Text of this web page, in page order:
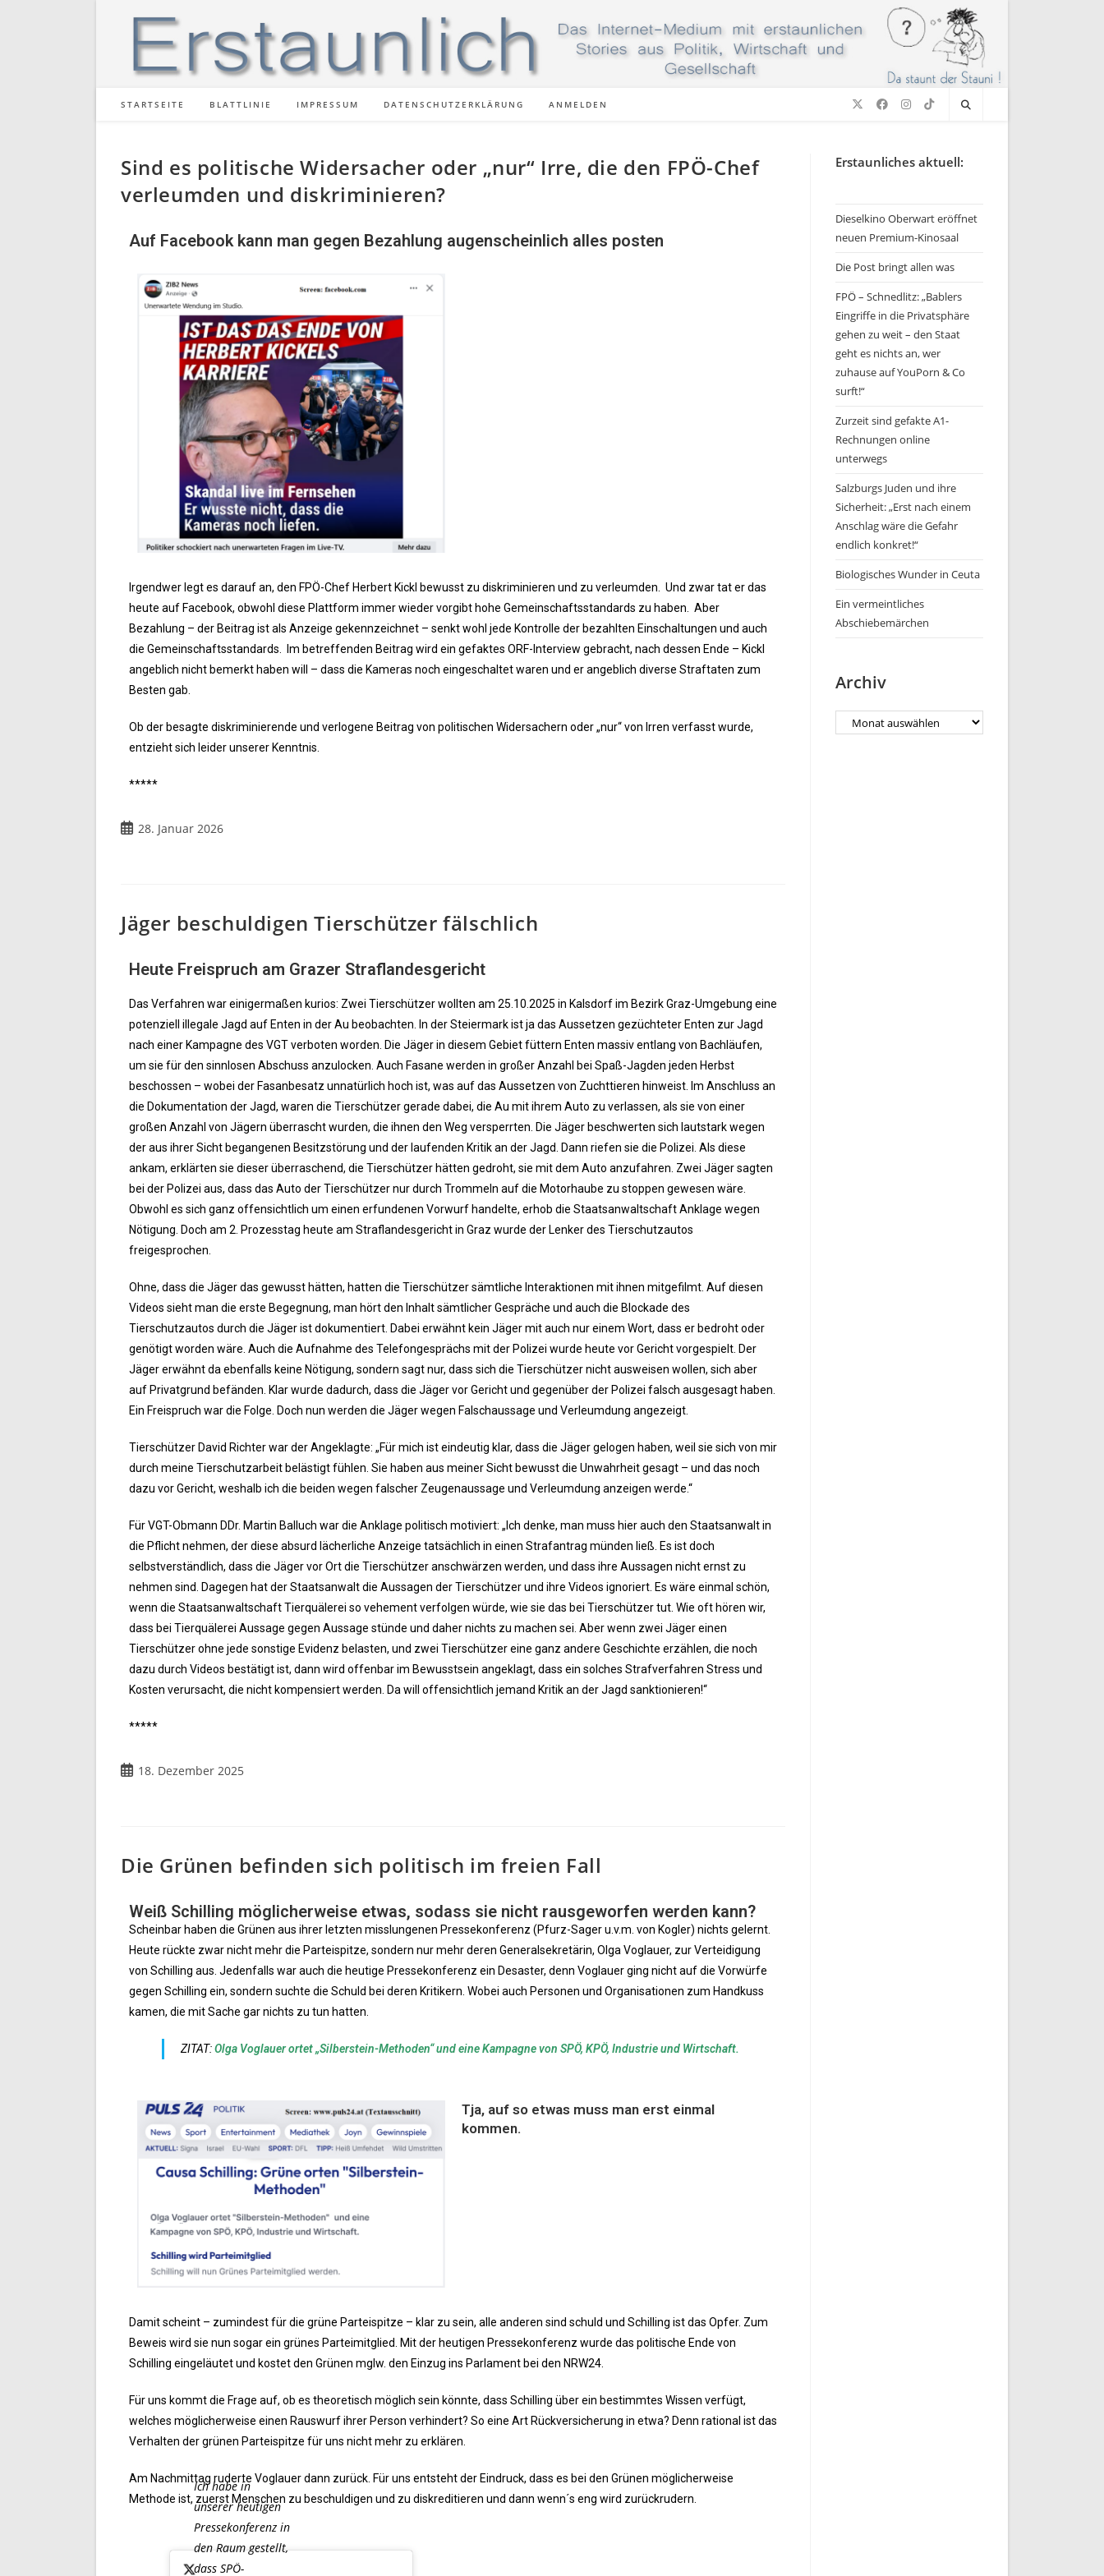
STARTSEITE BLATTLINIE IMPRESSUM DATENSCHUTZERKLÄRUNG ANMELDEN
Sind es politische Widersacher oder „nur“ Irre, die den FPÖ-Chef
verleumden und diskriminieren?
Auf Facebook kann man gegen Bezahlung augenscheinlich alles posten
Irgendwer legt es darauf an, den FPÖ-Chef Herbert Kickl bewusst zu diskriminieren und zu verleumden. Und zwar tat er das
heute auf Facebook, obwohl diese Plattform immer wieder vorgibt hohe Gemeinschaftsstandards zu haben. Aber
Bezahlung – der Beitrag ist als Anzeige gekennzeichnet – senkt wohl jede Kontrolle der bezahlten Einschaltungen und auch
die Gemeinschaftsstandards. Im betreffenden Beitrag wird ein gefaktes ORF-Interview gebracht, nach dessen Ende – Kickl
angeblich nicht bemerkt haben will – dass die Kameras noch eingeschaltet waren und er angeblich diverse Straftaten zum
Besten gab.
Ob der besagte diskriminierende und verlogene Beitrag von politischen Widersachern oder „nur“ von Irren verfasst wurde,
entzieht sich leider unserer Kenntnis.
*****
28. Januar 2026
Jäger beschuldigen Tierschützer fälschlich
Heute Freispruch am Grazer Straflandesgericht
Das Verfahren war einigermaßen kurios: Zwei Tierschützer wollten am 25.10.2025 in Kalsdorf im Bezirk Graz-Umgebung eine
potenziell illegale Jagd auf Enten in der Au beobachten. In der Steiermark ist ja das Aussetzen gezüchteter Enten zur Jagd
nach einer Kampagne des VGT verboten worden. Die Jäger in diesem Gebiet füttern Enten massiv entlang von Bachläufen,
um sie für den sinnlosen Abschuss anzulocken. Auch Fasane werden in großer Anzahl bei Spaß-Jagden jeden Herbst
beschossen – wobei der Fasanbesatz unnatürlich hoch ist, was auf das Aussetzen von Zuchttieren hinweist. Im Anschluss an
die Dokumentation der Jagd, waren die Tierschützer gerade dabei, die Au mit ihrem Auto zu verlassen, als sie von einer
großen Anzahl von Jägern überrascht wurden, die ihnen den Weg versperrten. Die Jäger beschwerten sich lautstark wegen
der aus ihrer Sicht begangenen Besitzstörung und der laufenden Kritik an der Jagd. Dann riefen sie die Polizei. Als diese
ankam, erklärten sie dieser überraschend, die Tierschützer hätten gedroht, sie mit dem Auto anzufahren. Zwei Jäger sagten
bei der Polizei aus, dass das Auto der Tierschützer nur durch Trommeln auf die Motorhaube zu stoppen gewesen wäre.
Obwohl es sich ganz offensichtlich um einen erfundenen Vorwurf handelte, erhob die Staatsanwaltschaft Anklage wegen
Nötigung. Doch am 2. Prozesstag heute am Straflandesgericht in Graz wurde der Lenker des Tierschutzautos
freigesprochen.
Ohne, dass die Jäger das gewusst hätten, hatten die Tierschützer sämtliche Interaktionen mit ihnen mitgefilmt. Auf diesen
Videos sieht man die erste Begegnung, man hört den Inhalt sämtlicher Gespräche und auch die Blockade des
Tierschutzautos durch die Jäger ist dokumentiert. Dabei erwähnt kein Jäger mit auch nur einem Wort, dass er bedroht oder
genötigt worden wäre. Auch die Aufnahme des Telefongesprächs mit der Polizei wurde heute vor Gericht vorgespielt. Der
Jäger erwähnt da ebenfalls keine Nötigung, sondern sagt nur, dass sich die Tierschützer nicht ausweisen wollen, sich aber
auf Privatgrund befänden. Klar wurde dadurch, dass die Jäger vor Gericht und gegenüber der Polizei falsch ausgesagt haben.
Ein Freispruch war die Folge. Doch nun werden die Jäger wegen Falschaussage und Verleumdung angezeigt.
Tierschützer David Richter war der Angeklagte: „Für mich ist eindeutig klar, dass die Jäger gelogen haben, weil sie sich von mir
durch meine Tierschutzarbeit belästigt fühlen. Sie haben aus meiner Sicht bewusst die Unwahrheit gesagt – und das noch
dazu vor Gericht, weshalb ich die beiden wegen falscher Zeugenaussage und Verleumdung anzeigen werde.“
Für VGT-Obmann DDr. Martin Balluch war die Anklage politisch motiviert: „Ich denke, man muss hier auch den Staatsanwalt in
die Pflicht nehmen, der diese absurd lächerliche Anzeige tatsächlich in einen Strafantrag münden ließ. Es ist doch
selbstverständlich, dass die Jäger vor Ort die Tierschützer anschwärzen werden, und dass ihre Aussagen nicht ernst zu
nehmen sind. Dagegen hat der Staatsanwalt die Aussagen der Tierschützer und ihre Videos ignoriert. Es wäre einmal schön,
wenn die Staatsanwaltschaft Tierquälerei so vehement verfolgen würde, wie sie das bei Tierschützer tut. Wie oft hören wir,
dass bei Tierquälerei Aussage gegen Aussage stünde und daher nichts zu machen sei. Aber wenn zwei Jäger einen
Tierschützer ohne jede sonstige Evidenz belasten, und zwei Tierschützer eine ganz andere Geschichte erzählen, die noch
dazu durch Videos bestätigt ist, dann wird offenbar im Bewusstsein angeklagt, dass ein solches Strafverfahren Stress und
Kosten verursacht, die nicht kompensiert werden. Da will offensichtlich jemand Kritik an der Jagd sanktionieren!“
*****
18. Dezember 2025
Die Grünen befinden sich politisch im freien Fall
Weiß Schilling möglicherweise etwas, sodass sie nicht rausgeworfen werden kann?
Scheinbar haben die Grünen aus ihrer letzten misslungenen Pressekonferenz (Pfurz-Sager u.v.m. von Kogler) nichts gelernt.
Heute rückte zwar nicht mehr die Parteispitze, sondern nur mehr deren Generalsekretärin, Olga Voglauer, zur Verteidigung
von Schilling aus. Jedenfalls war auch die heutige Pressekonferenz ein Desaster, denn Voglauer ging nicht auf die Vorwürfe
gegen Schilling ein, sondern suchte die Schuld bei deren Kritikern. Wobei auch Personen und Organisationen zum Handkuss
kamen, die mit Sache gar nichts zu tun hatten.
ZITAT:Olga Voglauer ortet „Silberstein-Methoden“ und eine Kampagne von SPÖ, KPÖ, Industrie und Wirtschaft.
Tja, auf so etwas muss man erst einmal
kommen.
Damit scheint – zumindest für die grüne Parteispitze – klar zu sein, alle anderen sind schuld und Schilling ist das Opfer. Zum
Beweis wird sie nun sogar ein grünes Parteimitglied. Mit der heutigen Pressekonferenz wurde das politische Ende von
Schilling eingeläutet und kostet den Grünen mglw. den Einzug ins Parlament bei den NRW24.
Für uns kommt die Frage auf, ob es theoretisch möglich sein könnte, dass Schilling über ein bestimmtes Wissen verfügt,
welches möglicherweise einen Rauswurf ihrer Person verhindert? So eine Art Rückversicherung in etwa? Denn rational ist das
Verhalten der grünen Parteispitze für uns nicht mehr zu erklären.
Am Nachmittag ruderte Voglauer dann zurück. Für uns entsteht der Eindruck, dass es bei den Grünen möglicherweise
Methode ist, zuerst Menschen zu beschuldigen und zu diskreditieren und dann wenn´s eng wird zurückrudern.
Ich habe in
unserer heutigen
Pressekonferenz in
den Raum gestellt,
dass SPÖ-
Erstaunliches aktuell:
Dieselkino Oberwart eröffnet
neuen Premium-Kinosaal
Die Post bringt allen was
FPÖ – Schnedlitz: „Bablers
Eingriffe in die Privatsphäre
gehen zu weit – den Staat
geht es nichts an, wer
zuhause auf YouPorn & Co
surft!“
Zurzeit sind gefakte A1-
Rechnungen online
unterwegs
Salzburgs Juden und ihre
Sicherheit: „Erst nach einem
Anschlag wäre die Gefahr
endlich konkret!“
Biologisches Wunder in Ceuta
Ein vermeintliches
Abschiebemärchen
Archiv